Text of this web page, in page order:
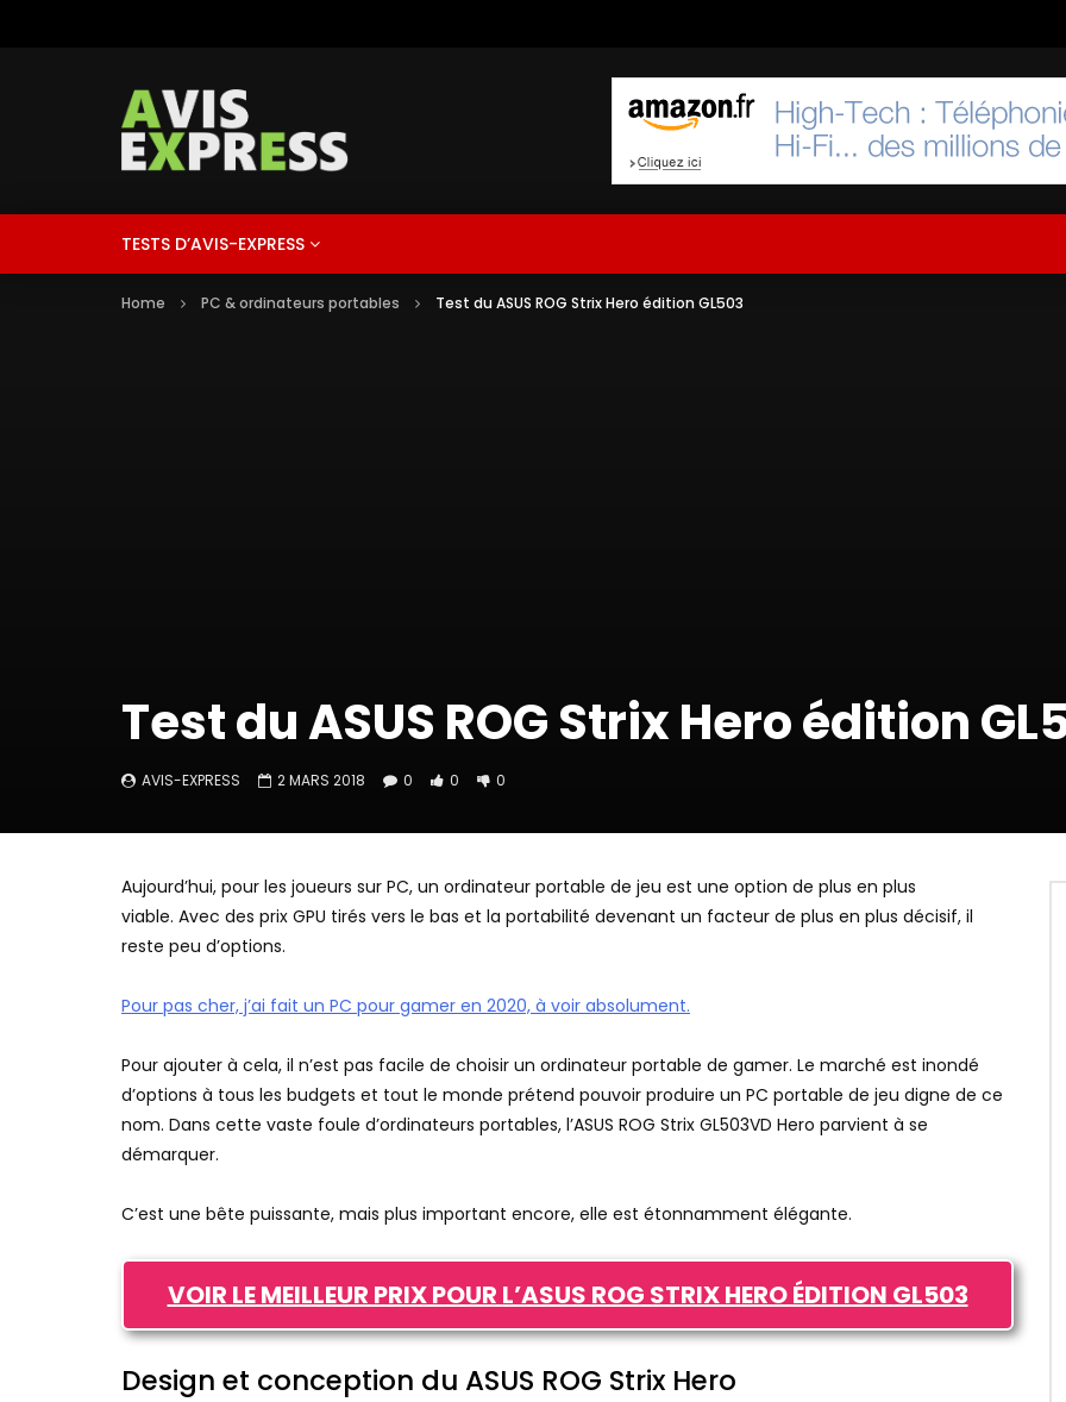
TESTS D’AVIS-EXPRESS
Home PC & ordinateurs portables Test du ASUS ROG Strix Hero édition GL503
Test du ASUS ROG Strix Hero édition
AVIS-EXPRESS 2 MARS 2018 0 0 0
Aujourd’hui, pour les joueurs sur PC, un ordinateur portable de jeu est une option de plus en plus
viable. Avec des prix GPU tirés vers le bas et la portabilité devenant un facteur de plus en plus décisif, il
reste peu d’options.
Pour pas cher, j’ai fait un PC pour gamer en 2020, à voir absolument.
Pour ajouter à cela, il n’est pas facile de choisir un ordinateur portable de gamer. Le marché est inondé
d’options à tous les budgets et tout le monde prétend pouvoir produire un PC portable de jeu digne de ce
nom. Dans cette vaste foule d’ordinateurs portables, l’ASUS ROG Strix GL503VD Hero parvient à se
démarquer.
C’est une bête puissante, mais plus important encore, elle est étonnamment élégante.
VOIR LE MEILLEUR PRIX POUR L’ASUS ROG STRIX HERO ÉDITION GL503
Design et conception du ASUS ROG Strix Hero